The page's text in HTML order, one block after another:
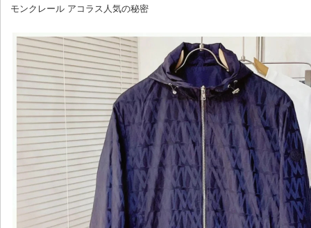
モンクレール アコラス人気の秘密